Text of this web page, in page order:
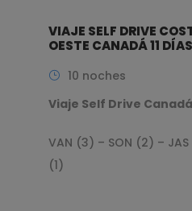
VIAJE SELF DRIVE
OESTE CANADÁ 11 DÍAS
10 noches
Viaje Self Drive
VAN (3) – SON (2) –
(1)